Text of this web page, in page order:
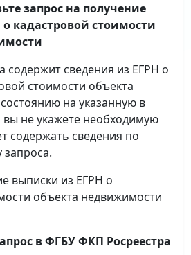
запрос на получение
о кадастровой стоимости
содержит сведения из ЕГРН о
стоимости объекта
на указанную в
вы не укажете необходимую
содержать сведения по
запроса.
выписки из ЕГРН о
объекта недвижимости
в ФГБУ ФКП Росреестра